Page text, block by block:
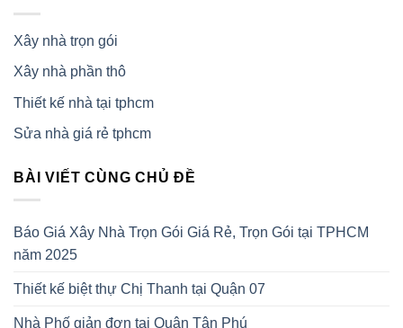
Xây nhà trọn gói
Xây nhà phần thô
Thiết kế nhà tại tphcm
Sửa nhà giá rẻ tphcm
BÀI VIẾT CÙNG CHỦ ĐỀ
Báo Giá Xây Nhà Trọn Gói Giá Rẻ, Trọn Gói tại TPHCM
năm 2025
Thiết kế biệt thự Chị Thanh tại Quận 07
Nhà Phố giản đơn tại Quận Tân Phú